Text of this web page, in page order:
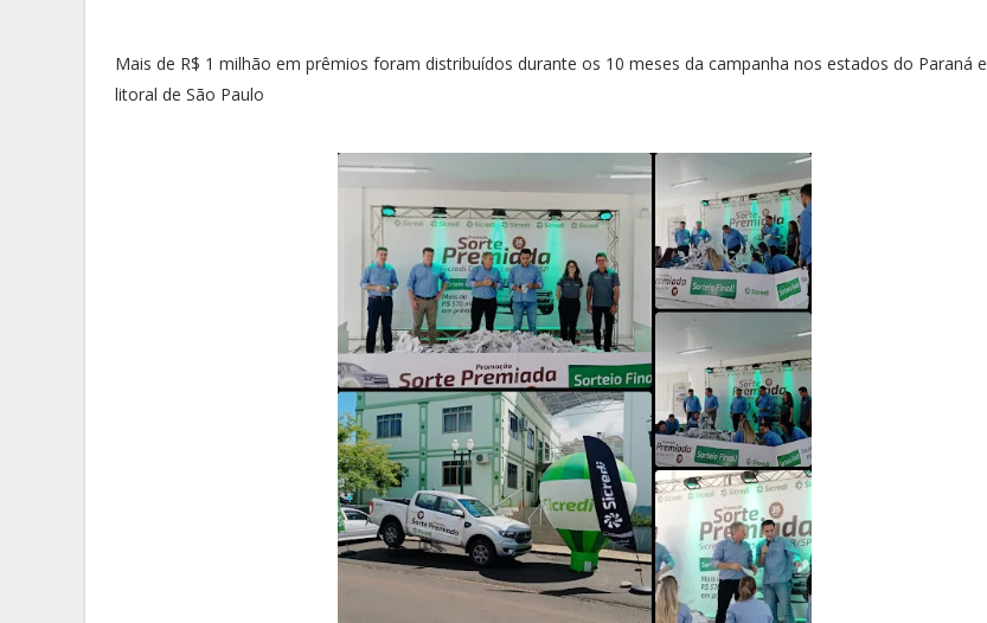
Mais de R$ 1 milhão em prêmios foram distribuídos durante os 10 meses da campanha nos estados do Paraná e
litoral de São Paulo